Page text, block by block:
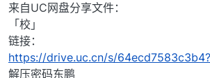
来自UC网盘分享文件：
「校」
链接：
https://drive.uc.cn/s/
解压密码东鹏